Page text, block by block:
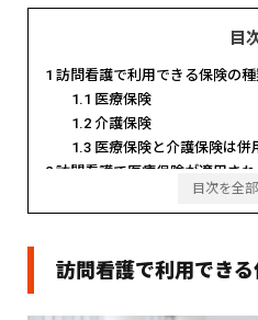
を育成するためマネジメントスクー
目
目次を全
1 訪問看護で利用できる保険の
1.1 医療保険
1.2 介護保険
1.3 医療保険と介護保険は併
2 訪問看護で医療保険が適用さ
訪問看護で医療保険が適用さ
4.1支給限度額は介護保険の
訪問看護で利用でき